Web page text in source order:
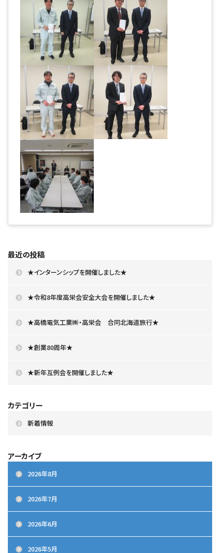
最近の投稿
★インターンシップを開催しました★
★令和8年度高栄会安全大会を開催しました★
★高橋電気工業㈱・高栄会 合同北海道旅行★
★創業80周年★
★新年互例会を開催しました★
カテゴリー
新着情報
アーカイブ
2026年8月
2026年7月
2026年6月
2026年5月